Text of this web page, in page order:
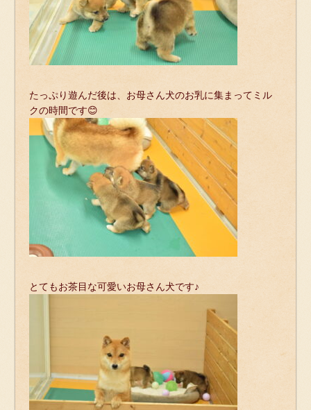
たっぷり遊んだ後は、お母さん犬のお乳に集まってミル
クの時間です😊
とてもお茶目な可愛いお母さん犬です♪